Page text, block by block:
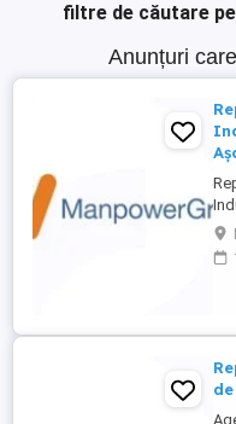
filtre de căutare
Anunțuri